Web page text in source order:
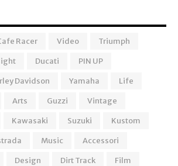
Racer Video
Triumph
Ducati
PIN UP
Davidson Yamaha
Life
Arts Guzzi
Vintage
Kawasaki Suzuki
Kustom
Music
Accessori
Design Dirt Track
Film